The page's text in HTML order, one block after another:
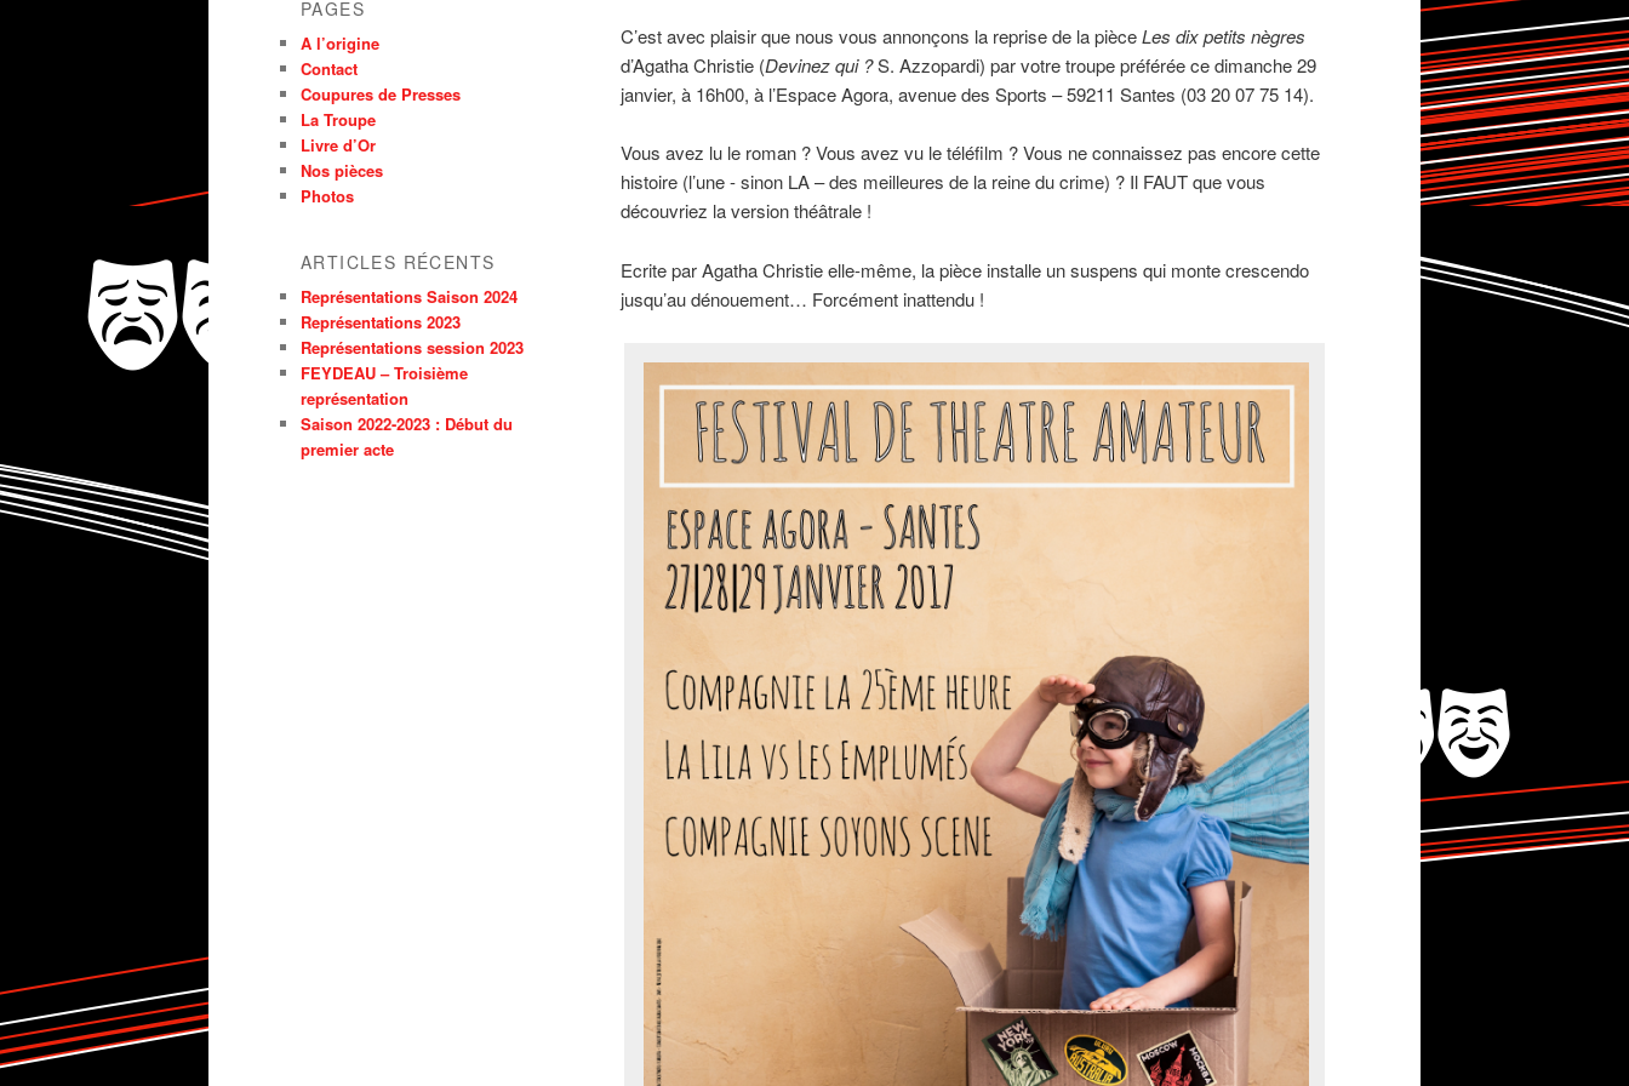
C’est avec plaisir que nous vous annonçons la reprise de la pièceLes dix petits nègres
d’Agatha Christie (Devinez qui ?S. Azzopardi) par votre troupe préférée ce dimanche 29
janvier, à 16h00, à l’Espace Agora, avenue des Sports – 59211 Santes (03 20 07 75 14).
Vous avez lu le roman ? Vous avez vu le téléfilm ? Vous ne connaissez pas encore cette
histoire (l’une - sinon LA – des meilleures de la reine du crime) ? Il FAUT que vous
découvriez la version théâtrale !
Ecrite par Agatha Christie elle-même, la pièce installe un suspens qui monte crescendo
jusqu’au dénouement… Forcément inattendu !
PAGES
A l’origine
Contact
Coupures de Presses
La Troupe
Livre d’Or
Nos pièces
Photos
ARTICLES RÉCENTS
Représentations Saison 2024
Représentations 2023
Représentations session 2023
FEYDEAU – Troisième
représentation
Saison 2022-2023 : Début du
premier acte